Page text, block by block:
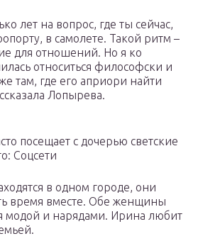
лет на вопрос, где ты сейчас,
в самолете. Такой ритм –
для отношений. Но я ко
относиться философски и
там, где его априори найти
Лопырева.
посещает с дочерью светские
Соцсети
в одном городе, они
время вместе. Обе женщины
модой и нарядами. Ирина любит